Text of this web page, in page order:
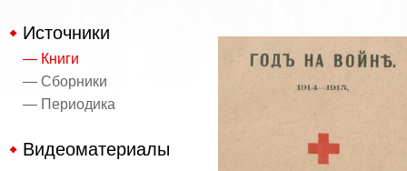
Источники
— Книги
— Сборники
— Периодика
Видеоматериалы